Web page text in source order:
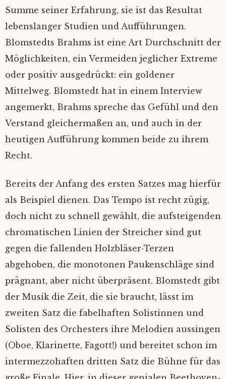
Summe seiner Erfahrung, sie ist das Resultat
lebenslanger Studien und Aufführungen.
Blomstedts Brahms ist eine Art Durchschnitt der
Möglichkeiten, ein Vermeiden jeglicher Extreme
oder positiv ausgedrückt: ein goldener
Mittelweg. Blomstedt hat in einem Interview
angemerkt, Brahms spreche das Gefühl und den
Verstand gleichermaßen an, und auch in der
heutigen Aufführung kommen beide zu ihrem
Recht.
Bereits der Anfang des ersten Satzes mag hierfür
als Beispiel dienen. Das Tempo ist recht zügig,
doch nicht zu schnell gewählt, die aufsteigenden
chromatischen Linien der Streicher sind gut
gegen die fallenden Holzbläser-Terzen
abgehoben, die monotonen Paukenschläge sind
prägnant, aber nicht überpräsent. Blomstedt gibt
der Musik die Zeit, die sie braucht, lässt im
zweiten Satz die fabelhaften Solistinnen und
Solisten des Orchesters ihre Melodien aussingen
(Oboe, Klarinette, Fagott!) und bereitet schon im
intermezzohaften dritten Satz die Bühne für das